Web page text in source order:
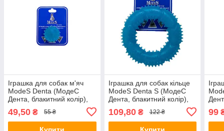
Іграшка для собак м'яч
ModeS Denta (МодеС
Дента, блакитний колір),
49,50 ₴ 55 ₴
Іграшка для собак кільце
ModeS Denta S (МодеС
Дента, блакитний колір),
109,80₴ 122 ₴ 99